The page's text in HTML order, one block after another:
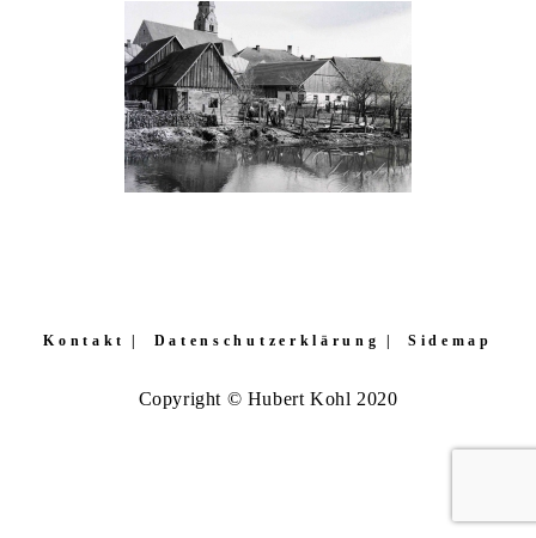
Kontakt Datenschutzerklärung Sidemap
Copyright © Hubert Kohl 2020